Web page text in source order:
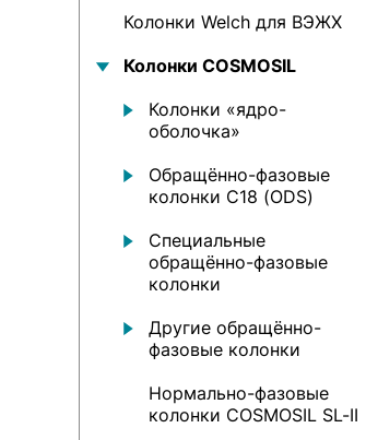
Колонки Welch для ВЭЖХ
Колонки COSMOSIL
Колонки «ядро-
оболочка»
Обращённо-фазовые
колонки С18 (ODS)
Специальные
обращённо-фазовые
колонки
Другие обращённо-
фазовые колонки
Нормально-фазовые
колонки COSMOSIL SL-II